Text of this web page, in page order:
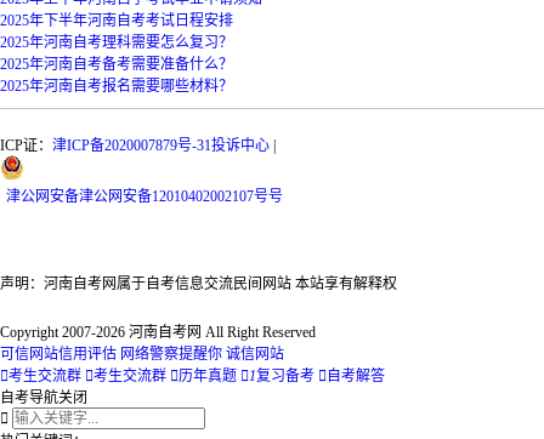
2025年下半年河南自考考试日程安排
2025年河南自考理科需要怎么复习？
2025年河南自考备考需要准备什么？
2025年河南自考报名需要哪些材料？
ICP证： 津ICP备2020007879号-31投诉中心
津公网安备津公网安备12010402002107号号
声明：河南自考网属于自考信息交流民间网站 本站享有解释权
Copyright 2007-2026 河南自考网 All Right Reserved
可信网站信用评估 网络警察提醒你 诚信网站
考生交流群 考生交流群 历年真题 1复习备考  自考解答
自考导航关闭
